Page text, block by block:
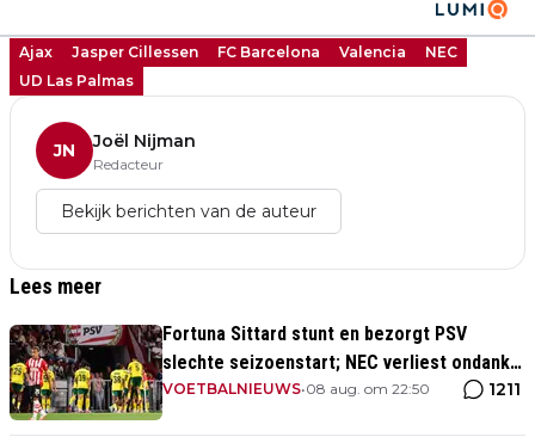
Ajax Jasper Cillessen FC Barcelona Valencia
NEC
UD Las Palmas
JN Joël Nijman
Redacteur
Bekijk berichten van de auteur
Lees meer
Fortuna Sittard stunt en bezorgt PSV
slechte seizoenstart; NEC verliest ondanks
assist Tadic
VOETBALNIEUWS•08 aug. om 22:50 1211